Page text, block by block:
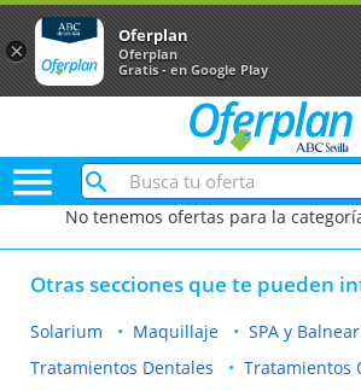

No tenemos ofertas para la
Otras secciones que te pueden
Solarium Maquillaje
SPA y
Tratamientos Dentales
Tratamientos
×
Oferplan
Oferplan
Gratis - en Google Play